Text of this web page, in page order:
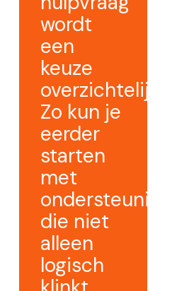
wordt
een
keuze
overzichtelijker.
Zo kun je
eerder
starten
met
ondersteuning
die niet
alleen
logisch